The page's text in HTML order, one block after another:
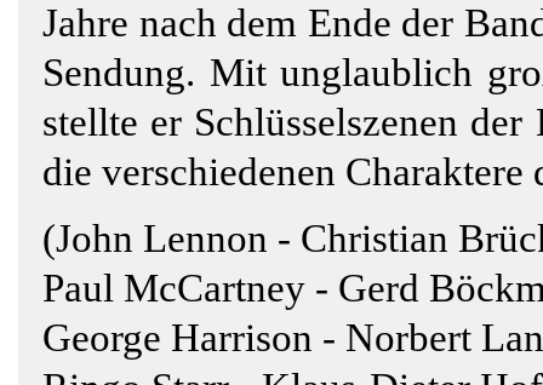
Jahre nach dem Ende der
Sendung. Mit unglaublich
stellte er Schlüsselszenen
die verschiedenen Charaktere
(John Lennon - Christian
Paul McCartney - Gerd
George Harrison - Norbert